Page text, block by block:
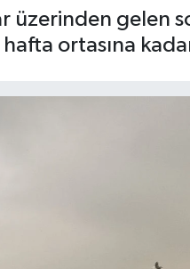
üzerinden gelen
hafta ortasına